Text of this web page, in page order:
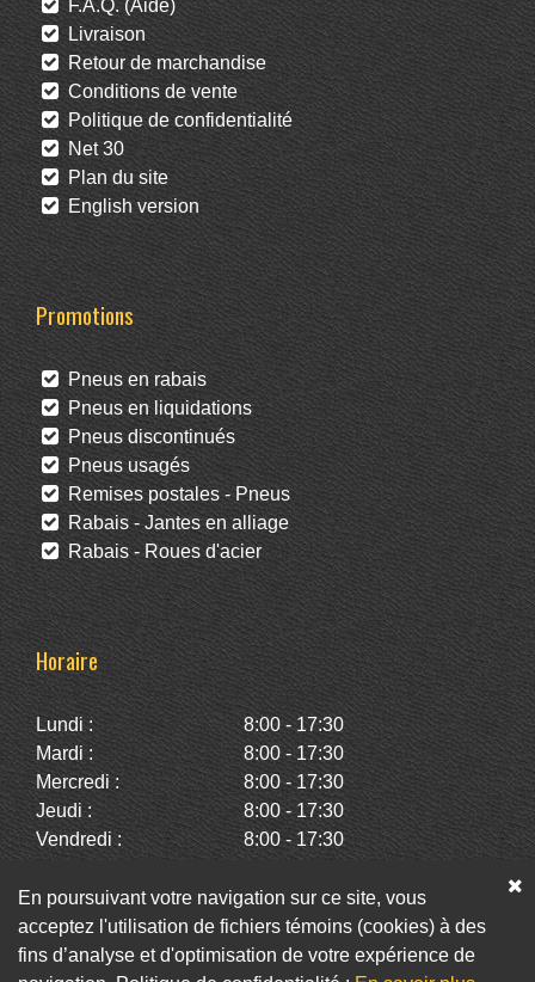
F.A.Q. (Aide)
Livraison
Retour de marchandise
Conditions de vente
Politique de confidentialité
Net 30
Plan du site
English version
Promotions
Pneus en rabais
Pneus en liquidations
Pneus discontinués
Pneus usagés
Remises postales - Pneus
Rabais - Jantes en alliage
Rabais - Roues d'acier
Horaire
Lundi :
8:00 - 17:30
Mardi :
8:00 - 17:30
Mercredi :
8:00 - 17:30
Jeudi :
8:00 - 17:30
Vendredi :
8:00 - 17:30
Dimanche :
Fermé
Facebook Twitter Infolettre
En poursuivant votre navigation sur ce site, vous
acceptez l'utilisation de fichiers témoins (cookies) à des
fins d’analyse et d'optimisation de votre expérience de